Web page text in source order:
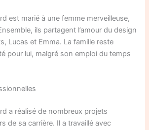
est marié à une femme merveilleuse,
ils partagent l’amour du design
Lucas et Emma. La famille reste
pour lui, malgré son emploi du temps
a réalisé de nombreux projets
de sa carrière. Il a travaillé avec